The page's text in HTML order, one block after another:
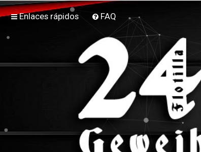
Enlaces rápidos FAQ